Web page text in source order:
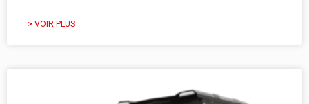
> VOIR PLUS